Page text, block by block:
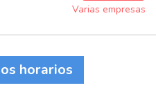
Varias empresas
horarios